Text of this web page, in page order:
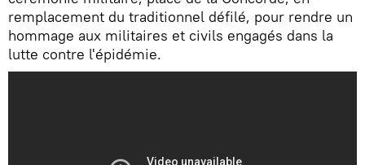
remplacement du traditionnel défilé, pour rendre un
hommage aux militaires et civils engagés dans la
lutte contre l'épidémie.